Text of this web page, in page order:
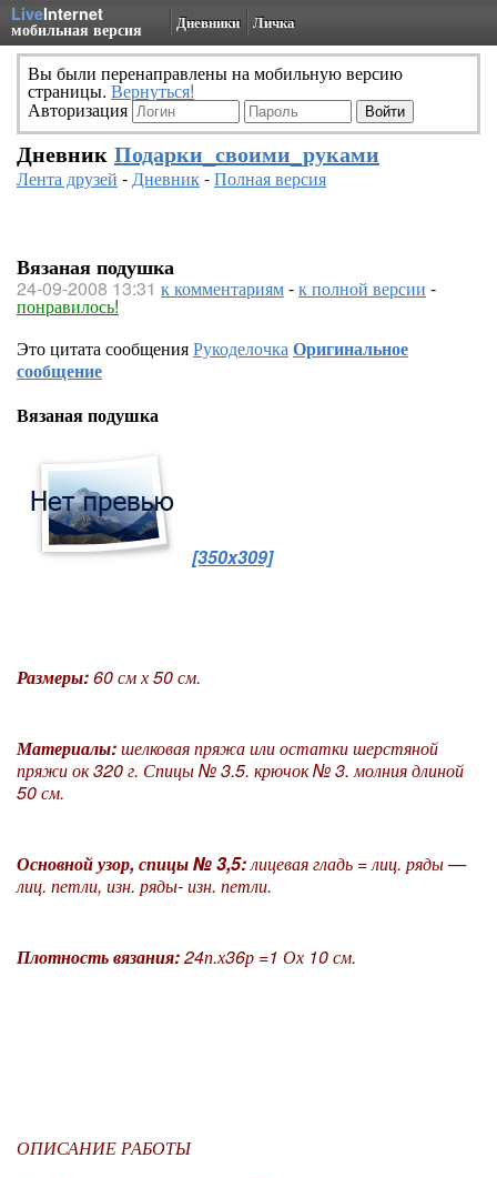
LiveInternet
мобильная версия Дневники Личка
Вы были перенаправлены на мобильную версию
страницы. Вернуться!
Авторизация
Дневник Подарки_своими_руками
Лента друзей -Дневник-Полная версия
Вязаная подушка
24-09-2008 13:31 к комментариям-к полной версии -
понравилось!
Это цитата сообщенияРукоделочкаОригинальное
сообщение
Вязаная подушка
[350x309]
Размеры:60 см х 50 см.
Материалы:шелковая пряжа или остатки шерстяной
пряжи ок 320 г. Спицы № 3.5. крючок № 3. молния длиной
50 см.
Основной узор, спицы № 3,5:лицевая гладь = лиц. ряды —
лиц. петли, изн. ряды- изн. петли.
Плотность вязания:24п.х36р =1 Ох 10 см.
ОПИСАНИЕ РАБОТЫ